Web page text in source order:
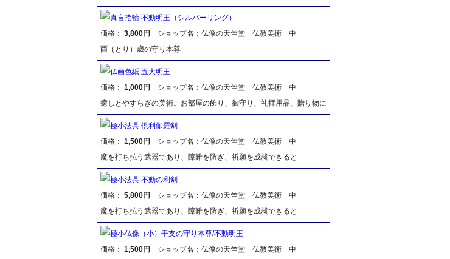
真言指輪 不動明王（シルバーリング）
価格： 3,800円
ショップ名：仏像の天竺堂 仏教美術 中
酉（とり）歳の守り本尊
仏画色紙 五大明王
価格： 1,000円
ショップ名：仏像の天竺堂 仏教美術 中
癒しとやすらぎの美術。お部屋の飾り、御守り、礼拝用品、贈り物に
極小法具 倶利伽羅剣
価格： 1,500円
ショップ名：仏像の天竺堂 仏教美術 中
魔を打ち払う武器であり、障難を防ぎ、祈願を成就できると
極小法具 不動の利剣
価格： 5,800円
ショップ名：仏像の天竺堂 仏教美術 中
魔を打ち払う武器であり、障難を防ぎ、祈願を成就できると
極小仏像（小）干支の守り本尊/不動明王
価格： 1,500円 ショップ名：仏像の天竺堂 仏教美術 中